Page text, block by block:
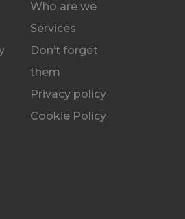
Who are we
Services
Don’t forget
them
Privacy policy
Cookie Policy